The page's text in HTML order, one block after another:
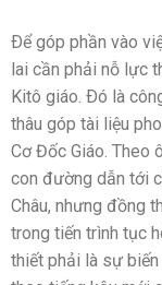
Ðể góp phần vào
lai cần phải nỗ lực
Kitô giáo. Ðó là
thâu góp tài liệu
Cơ Đốc Giáo. Theo
con đường dẫn tới
Châu, nhưng đồng
trong tiến trình tục
thiết phải là sự